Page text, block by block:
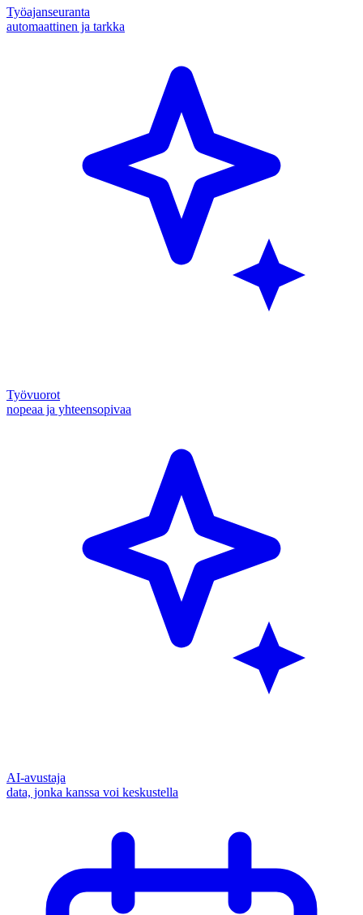
Työajanseuranta
automaattinen ja tarkka
Työvuorot
nopeaa ja yhteensopivaa
AI-avustaja
data, jonka kanssa voi keskustella